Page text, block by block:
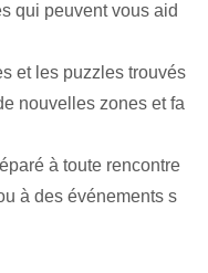
qui peuvent vous aid
et les puzzles trouvés
nouvelles zones et fa
à toute rencontre
à des événements s